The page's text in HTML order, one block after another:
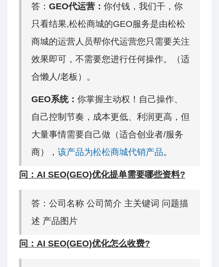
答： GEO代运营： 你付钱，我们干，你
只看结果,松松商城的GEO服务是由松松
商城的运营人员帮你代运营您只需要关注
效果即可，不需要您进行任何操作。（适
合懒人/老板）。
GEO系统： 你掌握主动权！自己操作、
自己控制节奏，成本更低、利润更高，但
大量事情需要自己做（适合创业者/服务
商）， 该产品为松松商城代销产品。
问：AI SEO(GEO)优化提单需要哪些资料?
答：公司名称 公司简介 主关键词 问题描
述 产品图片
问：AI SEO(GEO)优化怎么收费?